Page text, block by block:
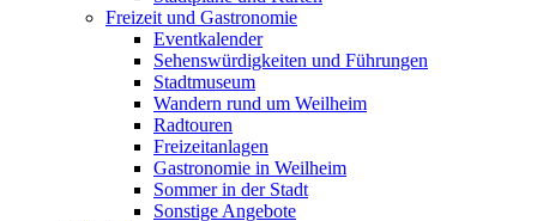
Freizeit und Gastronomie
Eventkalender
Sehenswürdigkeiten und Führungen
Stadtmuseum
Wandern rund um Weilheim
Radtouren
Freizeitanlagen
Gastronomie in Weilheim
Sommer in der Stadt
Sonstige Angebote